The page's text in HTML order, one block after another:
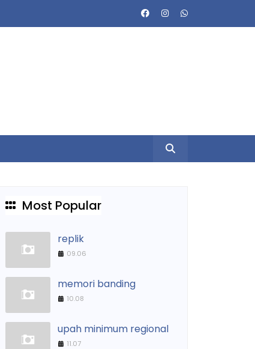
Most Popular
replik
09.06
memori banding
10.08
upah minimum regional
11.07